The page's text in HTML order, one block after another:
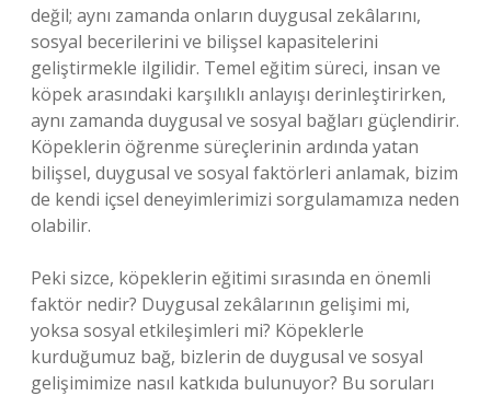
değil; aynı zamanda onların duygusal zekâlarını,
sosyal becerilerini ve bilişsel kapasitelerini
geliştirmekle ilgilidir. Temel eğitim süreci, insan ve
köpek arasındaki karşılıklı anlayışı derinleştirirken,
aynı zamanda duygusal ve sosyal bağları güçlendirir.
Köpeklerin öğrenme süreçlerinin ardında yatan
bilişsel, duygusal ve sosyal faktörleri anlamak, bizim
de kendi içsel deneyimlerimizi sorgulamamıza neden
olabilir.
Peki sizce, köpeklerin eğitimi sırasında en önemli
faktör nedir? Duygusal zekâlarının gelişimi mi,
yoksa sosyal etkileşimleri mi? Köpeklerle
kurduğumuz bağ, bizlerin de duygusal ve sosyal
gelişimimize nasıl katkıda bulunuyor? Bu soruları